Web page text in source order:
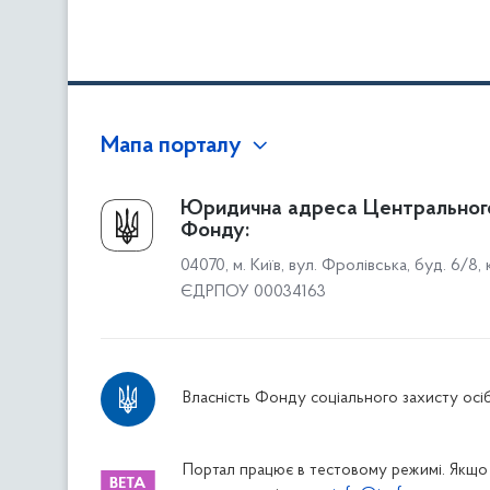
Мапа порталу
Про Фонд
Керівництво
Структура Фонду
Територіальні відділення
Дніпропетровське відділення
Житомирське відділення
Юридична адреса
Фонду:
04070, м. Київ, вул. Фролівська, буд. 6/8,
ЄДРПОУ 00034163
Власність Фонду соціального захисту осіб
Портал працює в тестовому режимі. Якщо